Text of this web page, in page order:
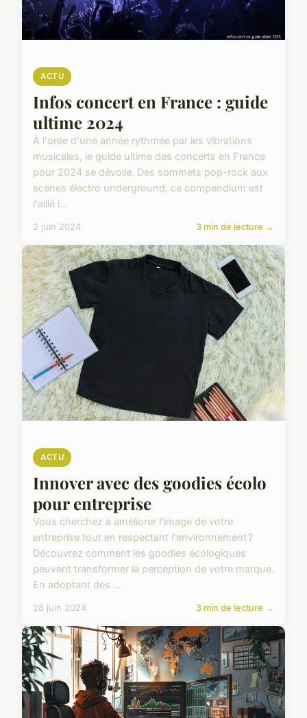
ACTU
Infos concert en France : guide
ultime 2024
À l'orée d'une année rythmée par les vibrations
musicales, le guide ultime des concerts en France
pour 2024 se dévoile. Des sommets pop-rock aux
scènes électro underground, ce compendium est
l'allié i...
2 juin 2024 3 min de lecture →
ACTU
Innover avec des goodies écolo
pour entreprise
Vous cherchez à améliorer l'image de votre
entreprise tout en respectant l'environnement ?
Découvrez comment les goodies écologiques
peuvent transformer la perception de votre marque.
En adoptant des ...
28 juin 2024 3 min de lecture →